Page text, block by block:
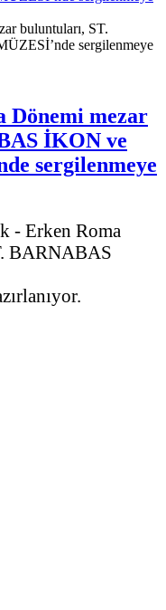
Dönemi mezar
İKON ve
sergilenmeye
- Erken Roma
BARNABAS